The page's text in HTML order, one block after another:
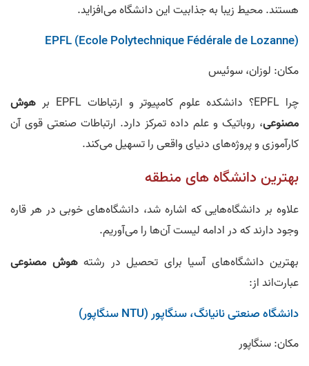
هستند. محیط زیبا به جذابیت این دانشگاه می‌افزاید.
EPFL (Ecole Polytechnique Fédérale de Lozanne)
مکان: لوزان، سوئیس
چرا EPFL؟ دانشکده علوم کامپیوتر و ارتباطات EPFL بر
هوش
مصنوعی، روباتیک و علم داده تمرکز دارد. ارتباطات صنعتی قوی آن
کارآموزی و پروژه‌های دنیای واقعی را تسهیل می‌کند.
بهترین دانشگاه‌ های منطقه
علاوه بر دانشگاه‌هایی که اشاره شد، دانشگاه‌های خوبی در هر قاره
وجود دارند که در ادامه لیست آن‌ها را می‌آوریم.
بهترین دانشگاه‌های آسیا برای تحصیل در رشتههوش مصنوعی
عبارت‌اند از:
دانشگاه صنعتی نانیانگ، سنگاپور (NTU سنگاپور)
مکان: سنگاپور